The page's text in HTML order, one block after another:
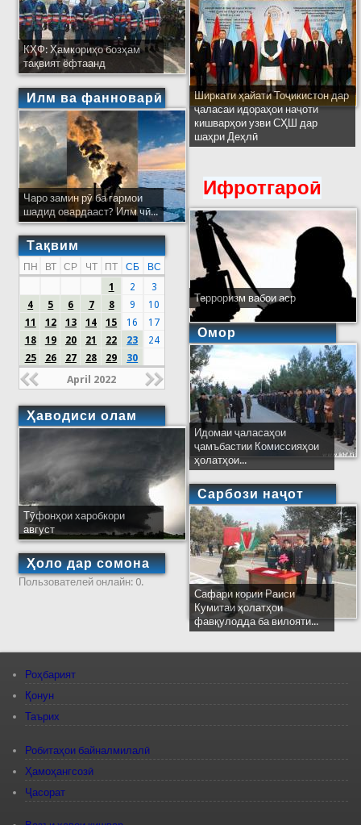
КҲФ: Ҳамкориҳо бозҳам
тақвият ёфтаанд
Илм ва фанноварӣ
Чаро замин рӯ ба гармои
шадид овардааст? Илм чӣ...
Тақвим
ПН ВТ СР ЧТ ПТ СБ
ВС
1
2
3
4
5 6 7 8 9
10
11
12 13 14 15 16
17
18
19 20 21 22 23
24
25
26 27 28 29 30
April 2022
Ҳаводиси олам
Тӯфонҳои харобкори
август
Ҳоло дар сомона
Пользователей онлайн: 0.
Ширкати ҳайати Тоҷикистон дар
ҷаласаи идораҳои наҷоти
кишварҳои узви СҲШ дар
шаҳри Деҳлӣ
Ифротгароӣ
Терроризм вабои аср
Омор
Идомаи ҷаласаҳои
ҷамъбастии Комиссияҳои
ҳолатҳои...
Сарбози наҷот
Сафари кории Раиси
Кумитаи ҳолатҳои
фавқулодда ба вилояти...
Роҳбарият
Қонун
Таърих
Робитаҳои байналмилалӣ
Ҳамоҳангсозӣ
Ҷасорат